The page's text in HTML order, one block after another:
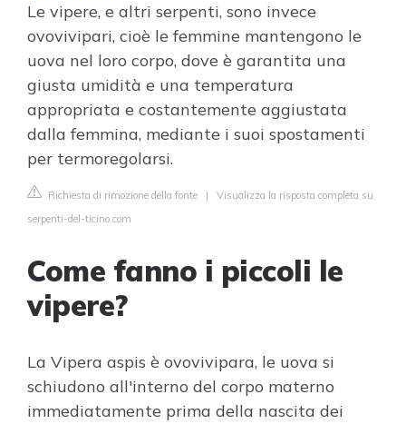
Le vipere, e altri serpenti, sono invece
ovovivipari, cioè le femmine mantengono le
uova nel loro corpo, dove è garantita una
giusta umidità e una temperatura
appropriata e costantemente aggiustata
dalla femmina, mediante i suoi spostamenti
per termoregolarsi.
Richiesta di rimozione della fonte | Visualizza la risposta completa su
serpenti-del-ticino.com
Come fanno i piccoli le
vipere?
La Vipera aspis è ovovivipara, le uova si
schiudono all'interno del corpo materno
immediatamente prima della nascita dei